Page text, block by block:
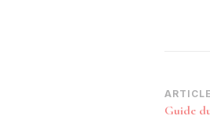
Guide